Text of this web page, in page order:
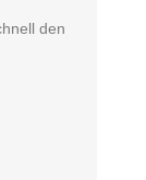
den